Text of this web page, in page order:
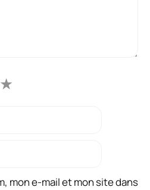
★
mon e-mail et mon site dans